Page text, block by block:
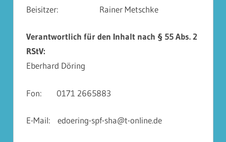
Beisitzer: Rainer Metschke
Verantwortlich für den Inhalt nach § 55 Abs. 2
RStV:
Eberhard Döring
Fon: 0171 2665883
E-Mail: edoering-spf-sha@t-online.de